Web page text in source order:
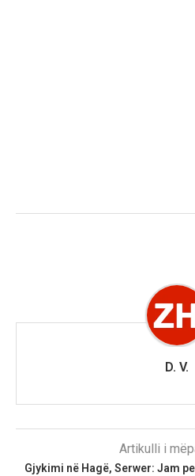
D. V.
Artikulli i
Gjykimi në Hagë, Serwer: Jam